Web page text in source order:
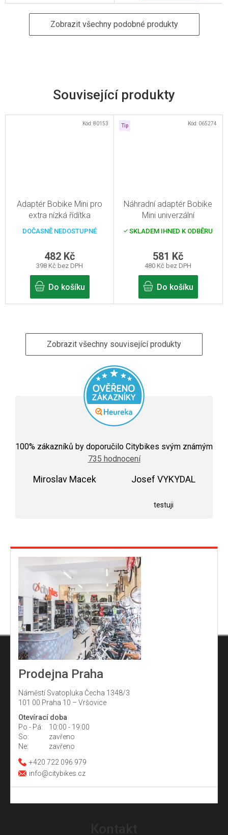
Související produkty
Adaptér Bobike Mini pro
extra nízká řídítka
DOČASNĚ NEDOSTUPNÉ
398 Kč bez DPH
482 Kč
Do košíku
Kód:80153 Tip
Náhradní adaptér Bobike
Mini univerzální
SKLADEM IHNED K ODBĚRU
480 Kč bez DPH
581 Kč
Do košíku
Kód: 065274
Zobrazit všechny související produkty
Zobrazit všechny podobné produkty
hodnocení
obchodu
je
100% zákazníků by doporučilo Citybikes svým známým
735 hodnocení
Miroslav Macek Josef VYKYDAL
testuji
Prodejna Praha
Náměstí Svatopluka Čecha 1348/3
101 00 Praha 10 – Vršovice
Otevírací doba
Po - Pá:
10:00 - 19:00
So:
zavřeno
Ne:
zavřeno
+420 722 096 979
info@citybikes.cz